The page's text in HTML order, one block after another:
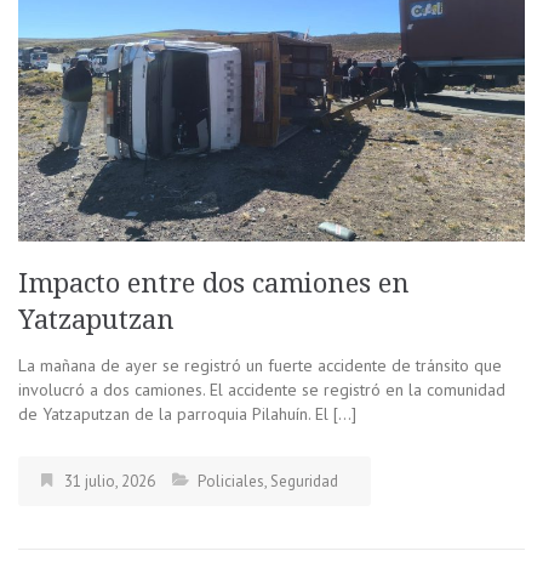
Impacto entre dos camiones en
Yatzaputzan
La mañana de ayer se registró un fuerte accidente de tránsito que
involucró a dos camiones. El accidente se registró en la comunidad
de Yatzaputzan de la parroquia Pilahuín. El […]
31 julio, 2026 Policiales, Seguridad